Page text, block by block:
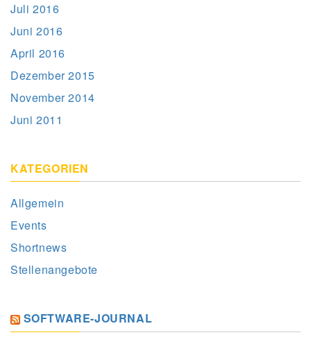
Juli 2016
Juni 2016
April 2016
Dezember 2015
November 2014
Juni 2011
KATEGORIEN
Allgemein
Events
Shortnews
Stellenangebote
SOFTWARE-JOURNAL